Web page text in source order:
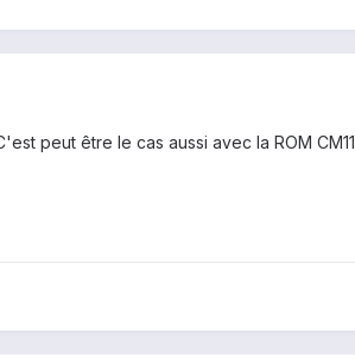
peut être le cas aussi avec la ROM CM11